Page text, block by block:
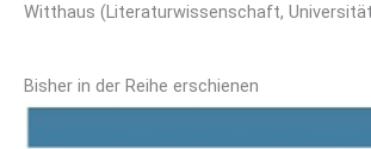
Witthaus (Literaturwissenschaft,
Bisher in der Reihe erschienen